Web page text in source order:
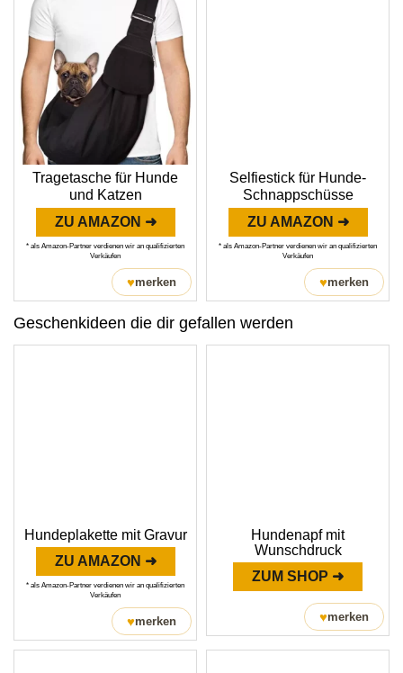
Tragetasche für Hunde
und Katzen
ZU AMAZON ➜
* als Amazon-Partner verdienen wir an qualifizierten
Verkäufen
♥merken
Selfiestick für Hunde-
Schnappschüsse
ZU AMAZON ➜
* als Amazon-Partner verdienen wir an qualifizierten
Verkäufen
♥merken
Geschenkideen die dir gefallen werden
Hundeplakette mit Gravur
ZU AMAZON ➜
* als Amazon-Partner verdienen wir an qualifizierten
Verkäufen
♥merken
Hundenapf mit
Wunschdruck
ZUM SHOP ➜
♥merken